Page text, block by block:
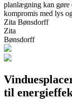
planlægning kan gøre
kompromis med lys
Zita Bønsdorff
Zita
Bønsdorff
til